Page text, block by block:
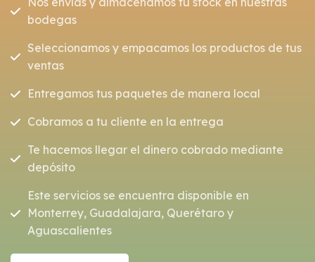
bodegas
Seleccionamos y empacamos los productos de tus
ventas
Entregamos tus paquetes de manera local
Cobramos a tu cliente en la entrega
Te hacemos llegar el dinero cobrado mediante
depósito
Este servicios se encuentra disponible en
Monterrey, Guadalajara, Querétaro y
Aguascalientes